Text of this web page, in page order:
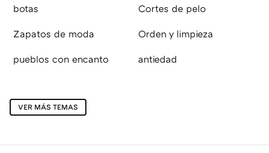
botas Cortes de pelo
Zapatos de moda Orden y limpieza
pueblos con encanto antiedad
VER MÁS TEMAS